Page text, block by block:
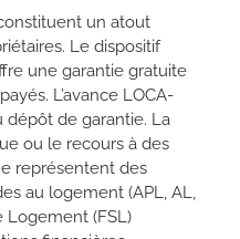
un atout
Le dispositif
une garantie gratuite
L’avance LOCA-
dépôt de garantie. La
ou le recours à des
représentent des
au logement (APL, AL,
Logement (FSL)